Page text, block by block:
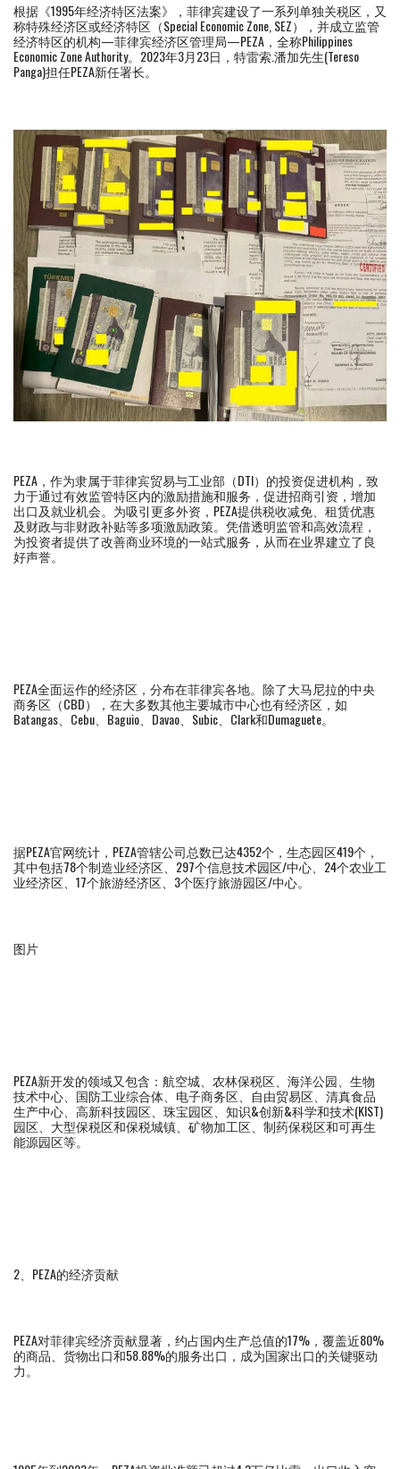
根据《1995年经济特区法案》，菲律宾建设了一系列单独关税区，又
称特殊经济区或经济特区（Special Economic Zone, SEZ），并成立监管
经济特区的机构—菲律宾经济区管理局—PEZA，全称Philippines
Economic Zone Authority。2023年3月23日，特雷索.潘加先生(Tereso
Panga)担任PEZA新任署长。
PEZA，作为隶属于菲律宾贸易与工业部（DTI）的投资促进机构，致
力于通过有效监管特区内的激励措施和服务，促进招商引资，增加
出口及就业机会。为吸引更多外资，PEZA提供税收减免、租赁优惠
及财政与非财政补贴等多项激励政策。凭借透明监管和高效流程，
为投资者提供了改善商业环境的一站式服务，从而在业界建立了良
好声誉。
PEZA全面运作的经济区，分布在菲律宾各地。除了大马尼拉的中央
商务区（CBD），在大多数其他主要城市中心也有经济区，如
Batangas、Cebu、Baguio、Davao、Subic、Clark和Dumaguete。
据PEZA官网统计，PEZA管辖公司总数已达4352个，生态园区419个，
其中包括78个制造业经济区、297个信息技术园区/中心、24个农业工
业经济区、17个旅游经济区、3个医疗旅游园区/中心。
图片
PEZA新开发的领域又包含：航空城、农林保税区、海洋公园、生物
技术中心、国防工业综合体、电子商务区、自由贸易区、清真食品
生产中心、高新科技园区、珠宝园区、知识&创新&科学和技术(KIST)
园区、大型保税区和保税城镇、矿物加工区、制药保税区和可再生
能源园区等。
2、PEZA的经济贡献
PEZA对菲律宾经济贡献显著，约占国内生产总值的17%，覆盖近80%
的商品、货物出口和58.88%的服务出口，成为国家出口的关键驱动
力。